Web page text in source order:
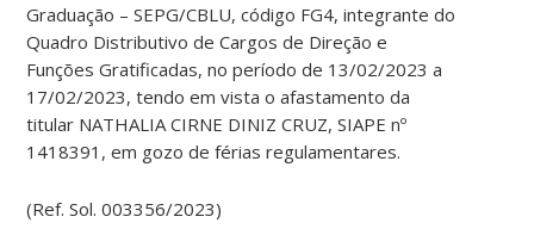
Graduação – SEPG/CBLU, código FG4, integrante do
Quadro Distributivo de Cargos de Direção e
Funções Gratificadas, no período de 13/02/2023 a
17/02/2023, tendo em vista o afastamento da
titular NATHALIA CIRNE DINIZ CRUZ, SIAPE nº
1418391, em gozo de férias regulamentares.
(Ref. Sol. 003356/2023)